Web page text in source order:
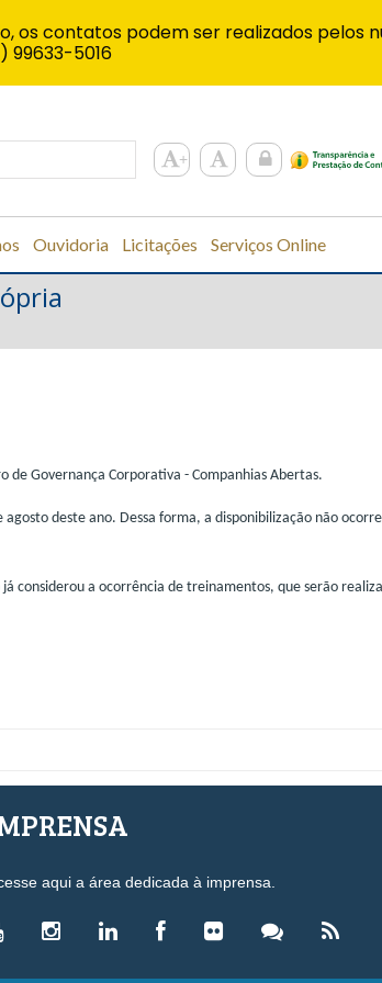
Ouvidoria Licitações Serviços Online
Governança Corporativa - Companhias Abertas.
deste ano. Dessa forma, a disponibilização não
considerou a ocorrência de treinamentos, que serão
aqui a área dedicada à imprensa.
contatos podem ser realizados pelos
99633-5016